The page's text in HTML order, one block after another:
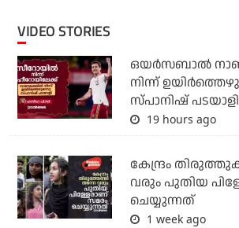
VIDEO STORIES
ഒയര്‍സബാൽ
നിന്ന്
സ്പാനിഷ് പടയാളി
19 hours ago
കേന്ദ്രം
വരും പുതിയ
ചെയ്യുന്നത്
1 week ago